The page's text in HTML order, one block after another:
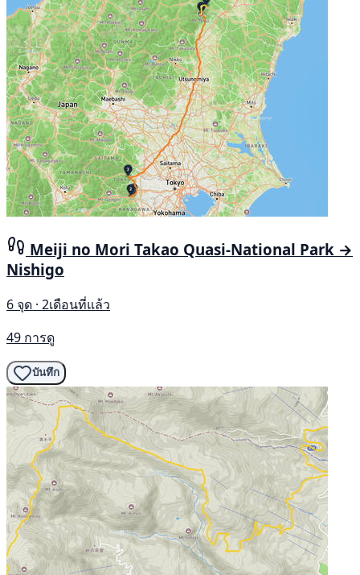
Meiji no Mori Takao Quasi-National Park →
Nishigo
6 จุด · 2เดือนที่แล้ว
49 การดู
บันทึก